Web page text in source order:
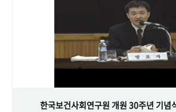
한국보건사회연구원 개원 30주년 기